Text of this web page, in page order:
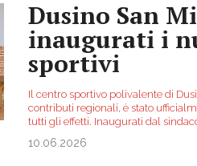
Dusino San
inaugurati i
sportivi
Il centro sportivo polivalente di
contributi regionali, è stato
tutti gli effetti. Inaugurati dal
10.06.2026